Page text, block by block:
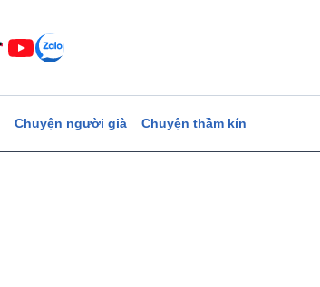
Chuyện người già Chuyện thầm kín